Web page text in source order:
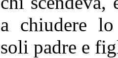
a chiudere
soli padre e